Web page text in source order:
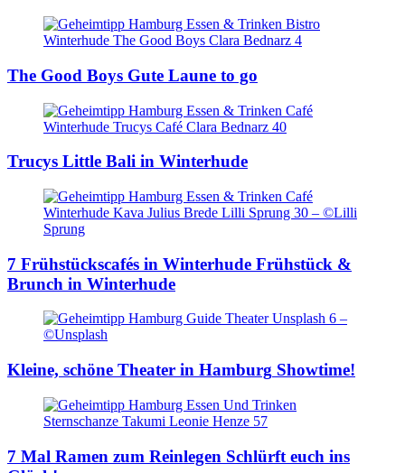
The Good Boys Gute Laune to go
Trucys Little Bali in Winterhude
7 Frühstückscafés in Winterhude Frühstück &
Brunch in Winterhude
Kleine, schöne Theater in Hamburg Showtime!
7 Mal Ramen zum Reinlegen Schlürft euch ins